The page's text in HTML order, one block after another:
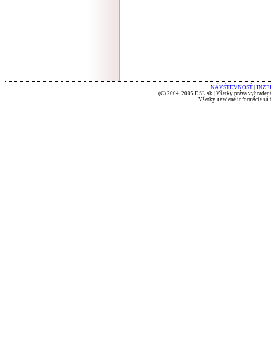
NÁVŠTEVNOSŤ
(C) 2004, 2005 DSL.sk | Všetky práva
Všetky uvedené informácie sú